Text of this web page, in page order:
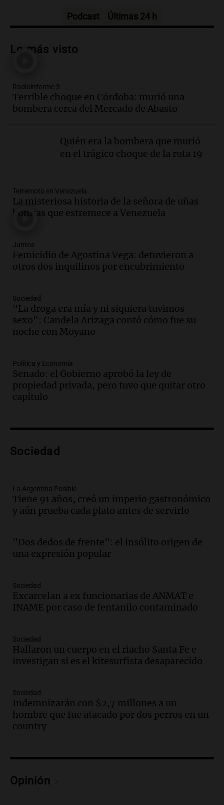
Caputo | Por Sergio Suppo
Audio. Desalojos: propietarios del
interior, no se aten los rulos | Por
Adrián Simioni
Tras atrincherarse, la intendenta
interina de Villa Santa Cruz del Lago
Episodios
Audio.La justicia investiga una estafa
millonaria a través de una financiera en
Panorama Federal
Episodios
Audio.Cómo serán los desalojos exprés
ley de propiedad privada
Ahora país
Episodios
Audio. Se inaugura la décimo primera
Panorama Federal
Episodios
Audio.Se atrincheró la intendenta
interina de Villa Santa Cruz del Lago
Audio.
Noticias
Episodios
Audio.La Rioja inicia pago de bonos y
Panorama Federal
Episodios
"Cordillera y Mar" y llenaron de
carnaval el estudio de Cadena 3
Juntos
comienza con sorpresas y grandes
premios para los visitantes
Noticias
Audio.
intendenta interina de Villa Santa Cruz
del Lago y se atrincheró
Juntos
Confitería El Oriental: una propuesta
cultural imperdible
Noticias
Podcast Últimas 24 h
Lo más visto
Radioinforme 3
Terrible choque en Córdoba: murió una
bombera cerca del Mercado de Abasto
Quién era la bombera que murió
en el trágico choque de la ruta 19
Terremoto en Venezuela
La misteriosa historia de la señora de uñas
bonitas que estremece a Venezuela
Juntos
Femicidio de Agostina Vega: detuvieron a
otros dos inquilinos por encubrimiento
Sociedad
"La droga era mía y ni siquiera tuvimos
sexo": Candela Arizaga contó cómo fue su
noche con Moyano
Política y Economía
Senado: el Gobierno aprobó la ley de
propiedad privada, pero tuvo que quitar otro
capítulo
Sociedad
La Argentina Posible
Tiene 91 años, creó un imperio gastronómico
y aún prueba cada plato antes de servirlo
"Dos dedos de frente": el insólito origen de
una expresión popular
Sociedad
Excarcelan a ex funcionarias de ANMAT e
INAME por caso de fentanilo contaminado
Sociedad
Hallaron un cuerpo en el riacho Santa Fe e
investigan si es el kitesurfista desaparecido
Sociedad
Indemnizarán con $2,7 millones a un
hombre que fue atacado por dos perros en un
country
Opinión